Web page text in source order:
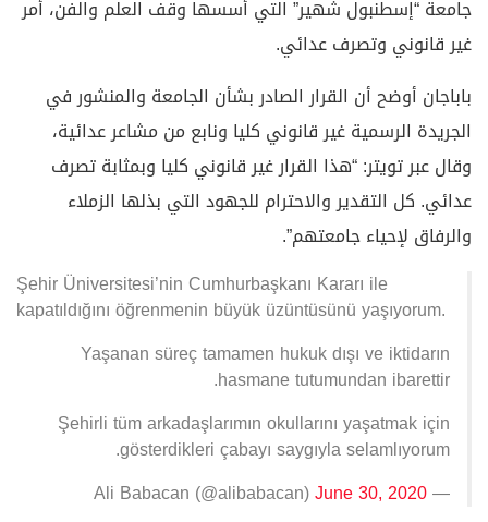
جامعة “إسطنبول شهير” التي أسسها وقف العلم والفن، أمر
غير قانوني وتصرف عدائي.
باباجان أوضح أن القرار الصادر بشأن الجامعة والمنشور في
الجريدة الرسمية غير قانوني كليا ونابع من مشاعر عدائية،
وقال عبر تويتر: “هذا القرار غير قانوني كليا وبمثابة تصرف
عدائي. كل التقدير والاحترام للجهود التي بذلها الزملاء
والرفاق لإحياء جامعتهم”.
Şehir Üniversitesi’nin Cumhurbaşkanı Kararı ile
kapatıldığını öğrenmenin büyük üzüntüsünü yaşıyorum.
Yaşanan süreç tamamen hukuk dışı ve iktidarın
hasmane tutumundan ibarettir.
Şehirli tüm arkadaşlarımın okullarını yaşatmak için
gösterdikleri çabayı saygıyla selamlıyorum.
— Ali Babacan (@alibabacan)
June 30, 2020